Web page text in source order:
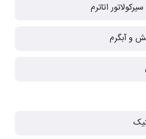
اتاترم
و آبگرم